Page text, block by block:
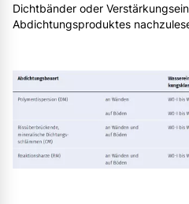
Dichtbänder oder
Abdichtungsproduktes